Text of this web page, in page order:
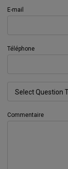
E-mail
Téléphone
Commentaire